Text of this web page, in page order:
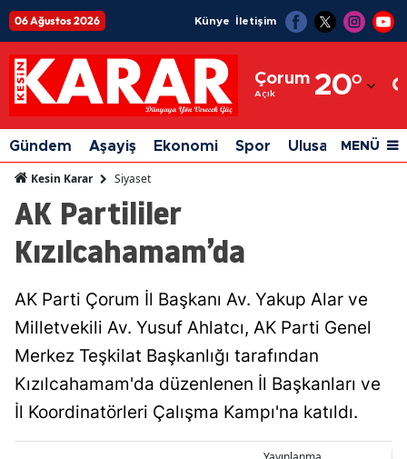
06 Ağustos 2026 Künye İletişim
Çorum
Açık 20°
Adıyaman
Afyonkarahisar
Ağrı
Artvin
Aydın
Balıkesir
Gündem Aşayiş Ekonomi Spor Ulusal Siyaset
MENÜ
Kesin Karar Siyaset
AK Partililer
Kızılcahamam’da
AK Parti Çorum İl Başkanı Av. Yakup Alar ve
Milletvekili Av. Yusuf Ahlatcı, AK Parti Genel
Merkez Teşkilat Başkanlığı tarafından
Kızılcahamam'da düzenlenen İl Başkanları ve
İl Koordinatörleri Çalışma Kampı'na katıldı.